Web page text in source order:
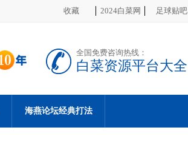
收藏 2024白菜网 足球贴吧
全国免费咨询热线：
白菜资源平台大全
海燕论坛经典打法